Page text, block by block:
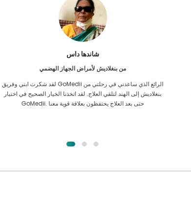
فرق الاسلام
من بنجلاديش لزراعة الكلى
لقد أعطيت كل الأمل في أنني سأتمكن من تلقي أي نوع من العلاج لمشكلة
الكلى التي أعاني منها. كان ذلك فقط بعد أن صادفت GoMedii بحمد الله
واتصلت بهم.